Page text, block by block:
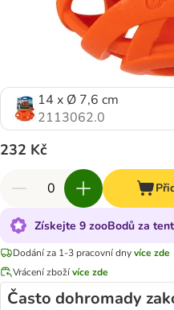
14 x Ø 7,6 cm
2113062.0
232 Kč
Získejte 9 zooBodů za
Dodání za 1-3 pracovní dnyvíce zde
Vrácení zbožívíce zde
Často dohromady